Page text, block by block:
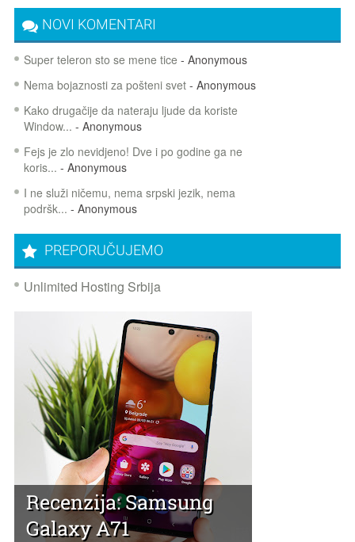
NOVI KOMENTARI
Super teleron sto se mene tice - Anonymous
Nema bojaznosti za pošteni svet- Anonymous
Kako drugačije da nateraju ljude da koriste
Window... - Anonymous
Fejs je zlo nevidjeno! Dve i po godine ga ne
koris... - Anonymous
I ne služi ničemu, nema srpski jezik, nema
podršk... - Anonymous
PREPORUČUJEMO
Unlimited Hosting Srbija
Recenzija: Samsung
Galaxy A71